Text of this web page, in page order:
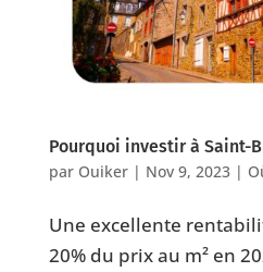
Pourquoi investir à Saint-
par Ouiker| Nov 9, 2023|
Une excellente
20% du prix au m² en